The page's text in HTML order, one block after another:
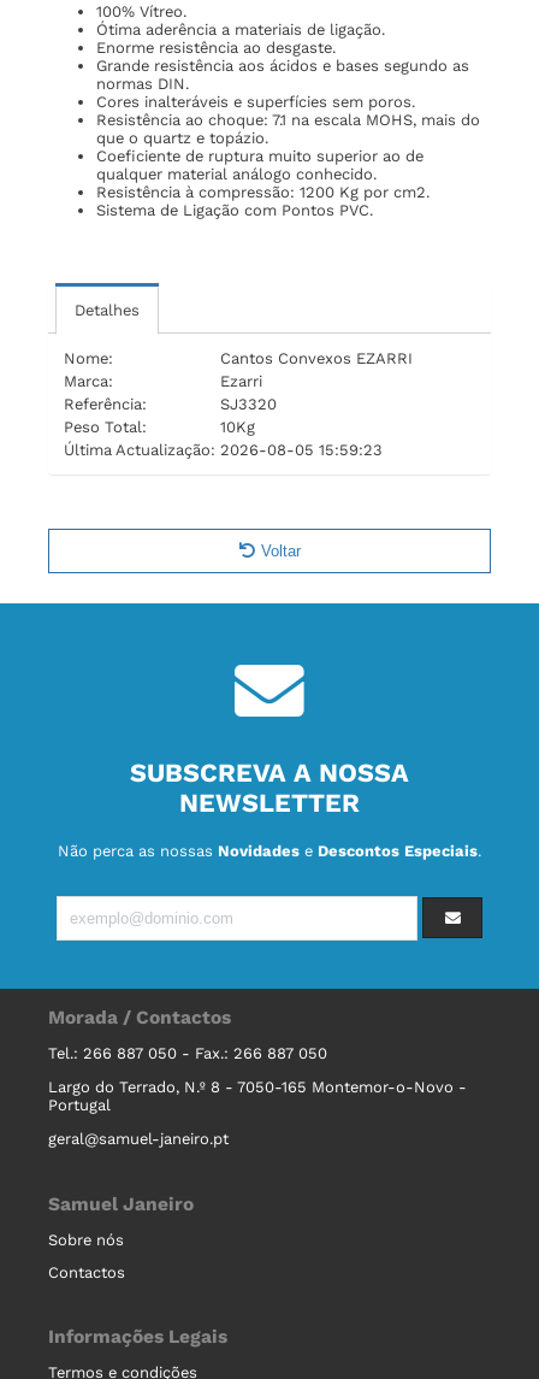
100% Vítreo.
Ótima aderência a materiais de ligação.
Enorme resistência ao desgaste.
Grande resistência aos ácidos e bases segundo as
normas DIN.
Cores inalteráveis e superfícies sem poros.
Resistência ao choque: 7.1 na escala MOHS, mais do
que o quartz e topázio.
Coeficiente de ruptura muito superior ao de
qualquer material análogo conhecido.
Resistência à compressão: 1200 Kg por cm2.
Sistema de Ligação com Pontos PVC.
Detalhes
Nome:
Cantos Convexos EZARRI
Marca:
Ezarri
Referência:
SJ3320
Peso Total:
10Kg
Última Actualização: 2026-08-05 15:59:23
Voltar
SUBSCREVA A NOSSA
NEWSLETTER
Não perca as nossas Novidades e Descontos Especiais.
Morada / Contactos
Tel.: 266 887 050 - Fax.: 266 887 050
Largo do Terrado, N.º 8 - 7050-165 Montemor-o-Novo -
Portugal
geral@samuel-janeiro.pt
Samuel Janeiro
Sobre nós
Contactos
Informações Legais
Termos e condições